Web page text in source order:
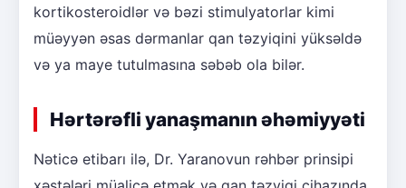
kortikosteroidlər və bəzi stimulyatorlar kimi
müəyyən əsas dərmanlar qan təzyiqini yüksəldə
və ya maye tutulmasına səbəb ola bilər.
Hərtərəfli yanaşmanın əhəmiyyəti
Nəticə etibarı ilə, Dr. Yaranovun rəhbər prinsipi